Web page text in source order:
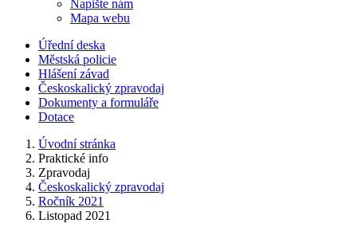
Napište nám
Mapa webu
Úřední deska
Městská policie
Hlášení závad
Českoskalický zpravodaj
Dokumenty a formuláře
Dotace
Úvodní stránka
Praktické info
Zpravodaj
Českoskalický zpravodaj
Ročník 2021
Listopad 2021